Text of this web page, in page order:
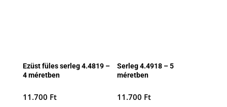
Ezüst füles serleg 4.4819 –
4 méretben
11.700 Ft
Serleg 4.4918 – 5
méretben
11.700 Ft